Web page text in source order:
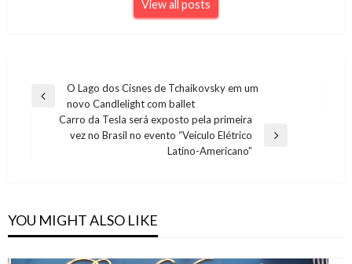
View all posts
Navegação
Previous
O Lago dos Cisnes de Tchaikovsky em um
novo Candlelight com ballet
Carro da Tesla será exposto pela primeira
vez no Brasil no evento “Veículo Elétrico
Latino-Americano”
YOU MIGHT ALSO LIKE